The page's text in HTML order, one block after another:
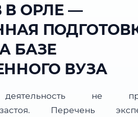
В ОРЛЕ —
БАЗЕ
ВУЗА
деятельность не
Перечень